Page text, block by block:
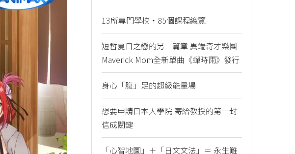
13所專門學校・85個課程總覽
短暫夏日之戀的另一篇章 異端奇才樂團
Maverick Mom全新單曲《蟬時雨》發行
身心「腹」足的超級能量場
想要申請日本大學院 寄給教授的第一封
信成關鍵
「心智地圖」＋「日文文法」＝ 永生難